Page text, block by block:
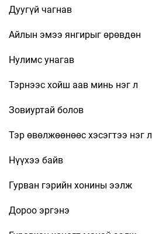
Дуугүй чагнав
Айлын эмээ янгирыг өрөвдөн
Нулимс унагав
Тэрнээс хойш аав минь нэг л
Зовиуртай болов
Тэр өвөлжөөнөөс хэсэгтээ нэг л
Нүүхээ байв
Гурван гэрийн хонины ээлж
Дороо эргэнэ